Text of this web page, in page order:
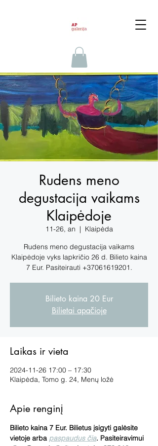
Rudens meno
degustacija vaikams
Klaipėdoje
11-26, an
  |
Klaipėda
Rudens meno degustacija vaikams
Klaipėdoje vyks lapkričio 26 d. Bilieto kaina
7 Eur. Pasiteirauti +37061619201.
Bilieto kaina 20 Eur
Bilietai apačioje
Laikas ir vieta
2024-11-26 17:00 – 17:30
Klaipėda, Tomo g. 24, Menų ložė
Apie renginį
Bilieto kaina 7 Eur. Bilietus įsigyti galėsite
vietoje arba paspaudus čia. Pasiteiravimui